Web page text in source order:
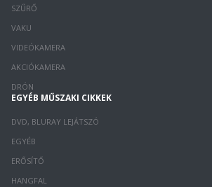
SZŰRŐ
VAKU
VIDEÓKAMERA
AKCIÓKAMERA
DRÓN
EGYÉB MŰSZAKI CIKKEK
DVD, BLURAY LEJÁTSZÓ
EGYÉB
ERŐSÍTŐ
HANGFAL